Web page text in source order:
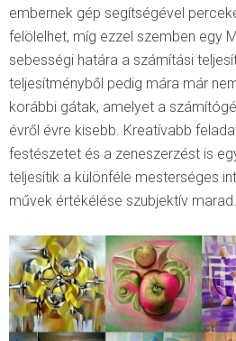
embernek gép segítségével
felölelhet, míg ezzel szemben egy
sebességi határa a számítási
teljesítményből pedig mára már
korábbi gátak, amelyet a
évről évre kisebb. Kreatívabb
festészetet és a zeneszerzést is
teljesítik a különféle mesterséges
művek értékélése szubjektív marad.